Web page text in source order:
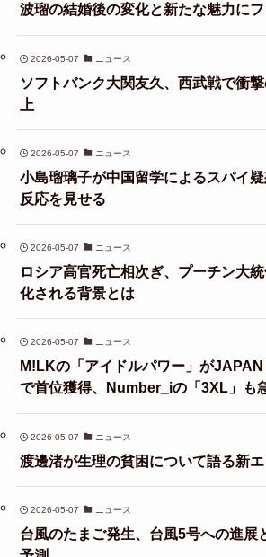
波瑠の結婚後の変化と新たな魅力に
2026-05-07 ニュース
ソフトバンク大関友久、西武戦で衝
上
2026-05-07 ニュース
小島瑠璃子が中国留学によるスパイ
反応を見せる
2026-05-07 ニュース
ロシア高官死亡相次ぎ、プーチン大
化される背景とは
2026-05-07 ニュース
M!LKの「アイドルパワー」が
で首位獲得、Number_iの「3XL」も
2026-05-07 ニュース
渡邊渚が生理の貧困について語る新
2026-05-07 ニュース
台風のたまご発生、台風5号への進展